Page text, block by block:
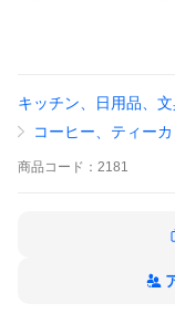
味など風合いが異な
●天然木を使用してい
す。
●料理等を直接盛り付
すぐに柔らかい布で
●浸け置き洗いはしな
キッチン、日用品、
コーヒー、ティー
商品 コード： 2181